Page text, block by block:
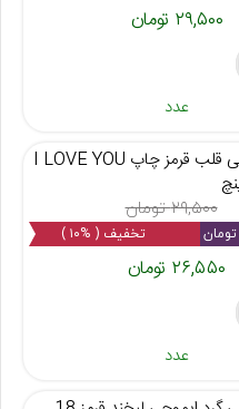
۲۹,۵۰۰ تومان
عدد
بادکنک فویلی قلب قرمز چاپ I LOVE YOU
۲۹,۵۰۰ تومان
تخفیف ( %۱۰ )
۲۶,۵۵۰ تومان
عدد